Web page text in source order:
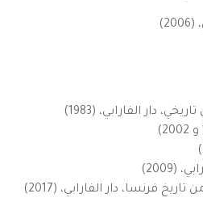
دار الفارابي، (1983)
(2009)
فرنسا، دار الفارابي، (2017)